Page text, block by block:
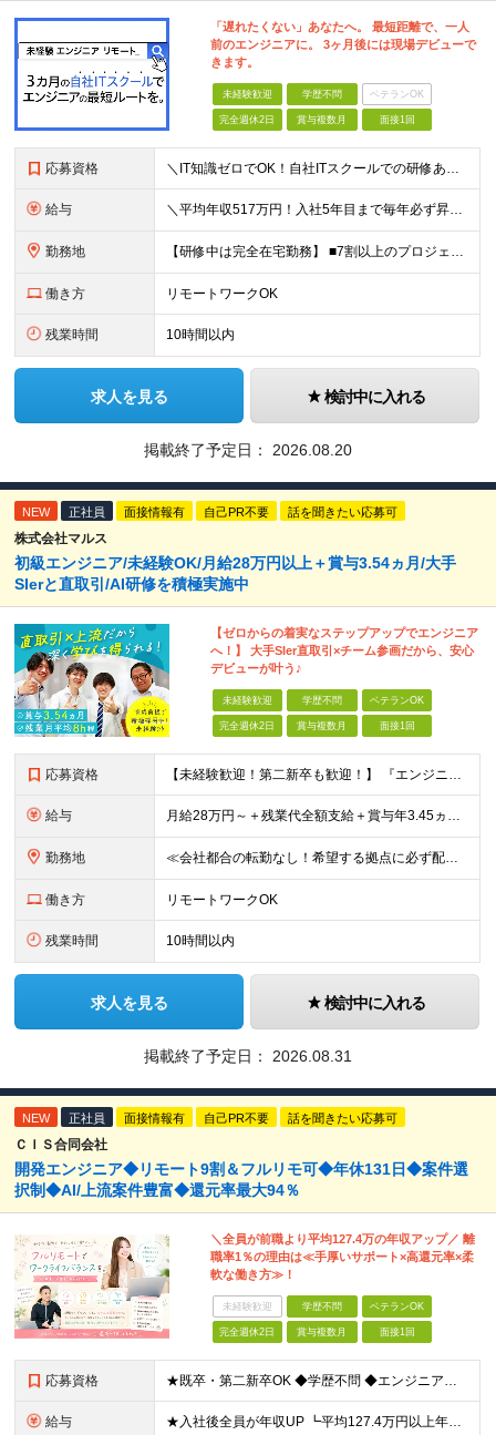
「遅れたくない」あなたへ。 最短距離で、一人
前のエンジニアに。 3ヶ月後には現場デビューで
きます。
未経験歓迎 学歴不問 ベテランOK
完全週休2日 賞与複数月 面接1回
応募資格 ＼IT知識ゼロでOK！自社ITスクールでの研修あり／ ■完全未経験OK(文系出身70％) ■第二新卒歓迎 ■学歴不問 └社会人未経験の方も歓迎します！ 5名以上の採用を予定しているので、同期と入社も
給与 ＼平均年収517万円！入社5年目まで毎年必ず昇給／ ■賞与年3回 ■年収800万円以上も可 ■入社3年以上の平均年収469.2万円 月給23万2000円以上＋賞与年3回＋各種手当 ☆入社5年目まで最
勤務地 【研修中は完全在宅勤務】 ■7割以上のプロジェクトでリモートワークを導入 ■フルリモートもあり ■一都三県のプロジェクト先 ■転居を伴う転勤なし ＜プロジェクト先＞ 東京・神奈川・千葉・埼玉でのプロ
働き方 リモートワークOK
残業時間 10時間以内
求人を見る 検討中に入れる
掲載終了予定日： 2026.08.20
NEW 正社員 面接情報有 自己PR不要 話を聞きたい応募可
株式会社マルス
初級エンジニア/未経験OK/月給28万円以上＋賞与3.54ヵ月/大手
SIerと直取引/AI研修を積極実施中
【ゼロからの着実なステップアップでエンジニア
へ！】 大手SIer直取引×チーム参画だから、安心
デビューが叶う♪
未経験歓迎 学歴不問 ベテランOK
完全週休2日 賞与複数月 面接1回
応募資格 【未経験歓迎！第二新卒も歓迎！】 『エンジニアになりたい』意欲があれば歓迎です！ 以下のような方も尚歓迎です！ ・学生時代に情報系の学部で学んでいた方 ・ITスクールや独学でプログラミングを学んだこ
給与 月給28万円～＋残業代全額支給＋賞与年3.45ヵ月(東京) 月給25万円～＋残業代全額支給＋賞与年3.45ヵ月(新潟・長岡) 入社時想定年収： 392万円～ (東京) 350万円～ (新潟・長岡)
勤務地 ≪会社都合の転勤なし！希望する拠点に必ず配属します。新潟Uターン・Iターン大歓迎！≫ 首都圏(東京、神奈川、千葉、埼玉)または新潟市、長岡市周辺のお客様先または各拠点での勤務となります。 ■東京支社
働き方 リモートワークOK
残業時間 10時間以内
求人を見る 検討中に入れる
掲載終了予定日： 2026.08.31
NEW 正社員 面接情報有 自己PR不要 話を聞きたい応募可
ＣＩＳ合同会社
開発エンジニア◆リモート9割＆フルリモ可◆年休131日◆案件選
択制◆AI/上流案件豊富◆還元率最大94％
＼全員が前職より平均127.4万の年収アップ／ 離
職率1％の理由は≪手厚いサポート×高還元率×柔
軟な働き方≫！
未経験歓迎 学歴不問 ベテランOK
完全週休2日 賞与複数月 面接1回
応募資格 ★既卒・第二新卒OK ◆学歴不問 ◆エンジニアとして実務経験をお持ちの方（1年以上） ★意欲重視の採用です！ 「経歴に自信がない」という方も、"今後挑戦したいこと""スキルアップしたいこと"について
給与 ★入社後全員が年収UP ┗平均127.4万円以上年収UP！ ┗最大390万円UPの実績もあり 月給35万円～100万円＋決算賞与＋各種手当 【 給与イメージ 】 ■経験1年以上…月給35万円～＋決